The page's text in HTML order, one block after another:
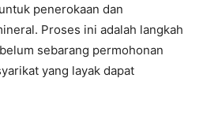
penerokaan dan
Proses ini adalah langkah
sebarang permohonan
yang layak dapat